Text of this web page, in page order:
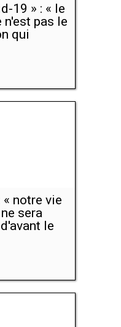
19 » : « le
n'est pas le
qui
notre vie
sera
le